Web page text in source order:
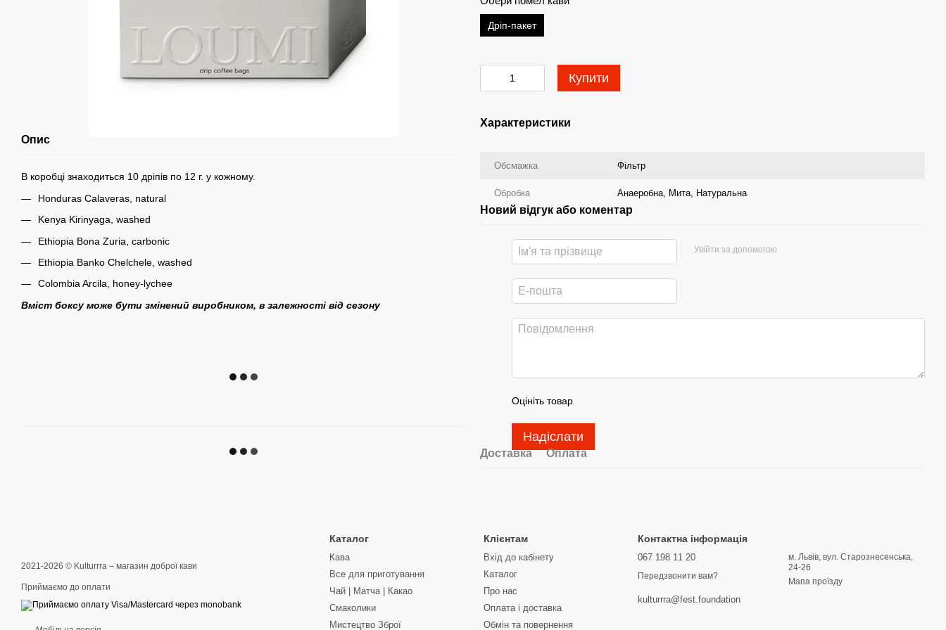
Опис
В коробці знаходиться 10 дріпів по 12 г. у кожному.
Honduras Calaveras, natural
Kenya Kirinyaga, washed
Ethiopia Bona Zuria, carbonic
Ethiopia Banko Chelchele, washed
Colombia Arcila, honey-lychee
Вміст боксу може бути змінений виробником, в залежності від сезону
Дріп-пакет
Купити
Характеристики
Обсмажка Фільтр
Обробка Анаеробна, Мита, Натуральна
Новий відгук або коментар
Увійти за допомогою
Оцініть товар
Надіслати
Доставка Оплата
2021-2026 © Kulturrra – магазин доброї кави
Приймаємо до оплати
Каталог
Кава
Все для приготування
Чай | Матча | Какао
Смаколики
Мистецтво Зброї
Клієнтам
Вхід до кабінету
Каталог
Про нас
Оплата і доставка
Обмін та повернення
Контактна інформація
067 198 11 20
Передзвонити вам?
kulturrra@fest.foundation
м. Львів, вул. Старознесенська,
24-26
Мапа проїзду